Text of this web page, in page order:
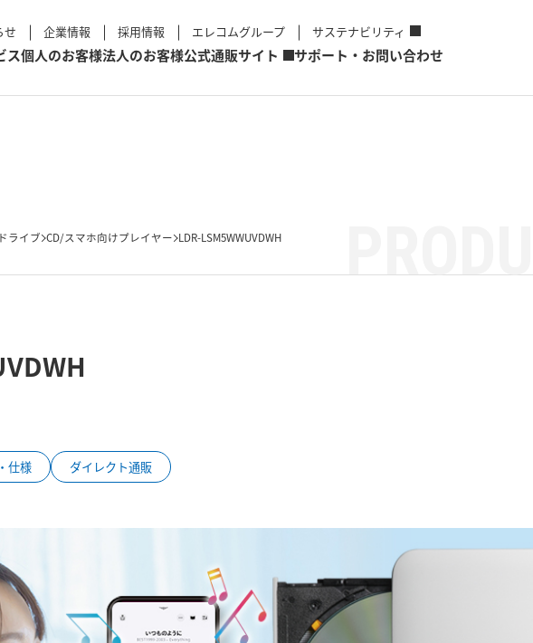
せ 企業情報 採用情報 エレコムグループ サステナビリティ
ス個人のお客様法人のお客様公式通販サイト サポート・お問い合わせ
ライブ CD/スマホ向けプレイヤー LDR-LSM5WWUVDWH
仕様 ダイレクト通販